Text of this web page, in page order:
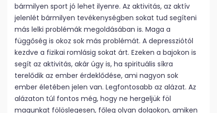
bármilyen sport jó lehet ilyenre. Az aktivitás, az aktív
jelenlét bármilyen tevékenységben sokat tud segíteni
más lelki problémák megoldásában is. Maga a
függőség is okoz sok más problémát. A depressziótól
kezdve a fizikai romlásig sokat árt. Ezeken a bajokon is
segít az aktivitás, akár úgy is, ha spirituális síkra
terelődik az ember érdeklődése, ami nagyon sok
ember életében jelen van. Legfontosabb az alázat. Az
alázaton túl fontos még, hogy ne hergeljük föl
magunkat fölöslegesen, főleg olyan dolgokon, amiken